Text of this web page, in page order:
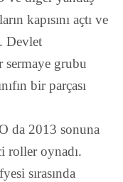
kapısını açtı ve
Devlet
sermaye grubu
bir parçası
da 2013 sonuna
roller oynadı.
sırasında